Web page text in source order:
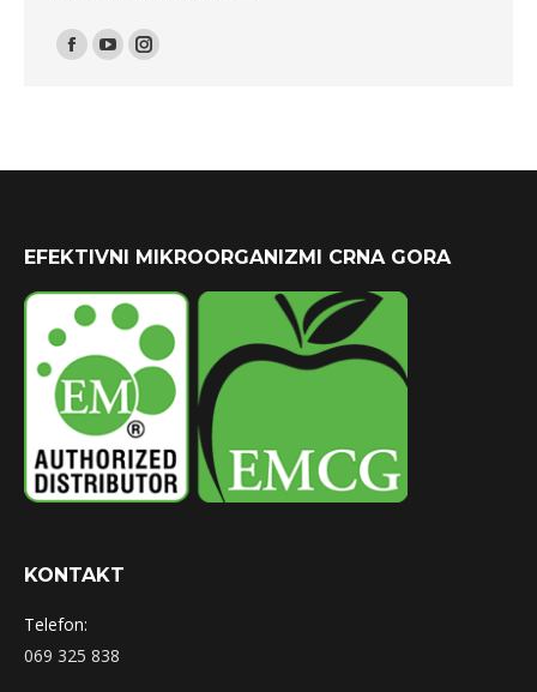
Find us on:
Facebook
YouTubeInstagram
EFEKTIVNI MIKROORGANIZMI CRNA GORA
KONTAKT
Telefon:
069 325 838